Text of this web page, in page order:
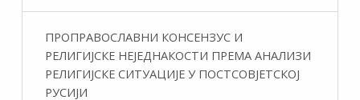
ПРОПРАВОСЛАВНИ КОНСЕНЗУС И
РЕЛИГИЈСКЕ НЕЈЕДНАКОСТИ ПРЕМА АНАЛИЗИ
РЕЛИГИЈСКЕ СИТУАЦИЈЕ У ПОСТСОВЈЕТСКОЈ
РУСИЈИ